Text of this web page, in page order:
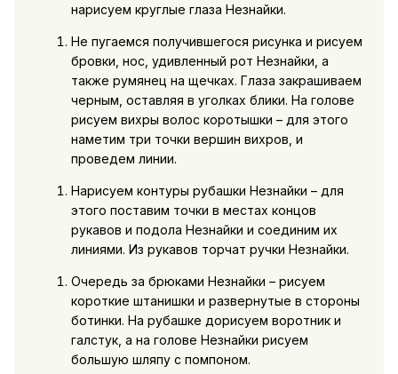
нарисуем круглые глаза Незнайки.
Не пугаемся получившегося рисунка и рисуем
бровки, нос, удивленный рот Незнайки, а
также румянец на щечках. Глаза закрашиваем
черным, оставляя в уголках блики. На голове
рисуем вихры волос коротышки – для этого
наметим три точки вершин вихров, и
проведем линии.
Нарисуем контуры рубашки Незнайки – для
этого поставим точки в местах концов
рукавов и подола Незнайки и соединим их
линиями. Из рукавов торчат ручки Незнайки.
Очередь за брюками Незнайки – рисуем
короткие штанишки и развернутые в стороны
ботинки. На рубашке дорисуем воротник и
галстук, а на голове Незнайки рисуем
большую шляпу с помпоном.